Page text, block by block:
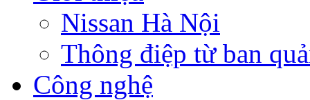
Nissan Hà Nội
Thông điệp từ ban
Công nghệ